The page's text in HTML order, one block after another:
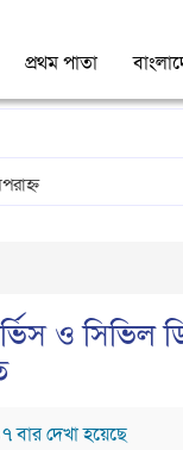
প্রথম পাতা
ও সিভিল
বার দেখা হয়েছে